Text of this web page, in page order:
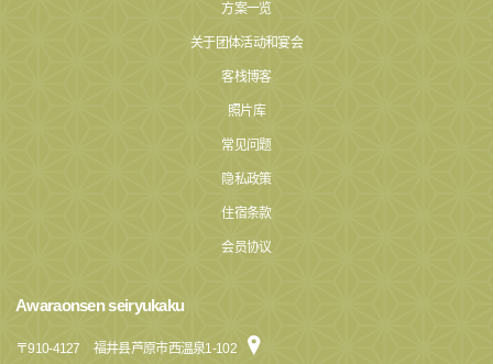
方案一览
关于团体活动和宴会
客栈博客
照片库
常见问题
隐私政策
住宿条款
会员协议
Awaraonsen seiryukaku
〒910-4127 福井县芦原市西温泉1-102